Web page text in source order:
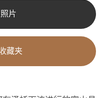
片
藏夹